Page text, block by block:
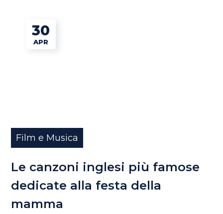
30
APR
Film e Musica
Le canzoni inglesi più famose
dedicate alla festa della
mamma